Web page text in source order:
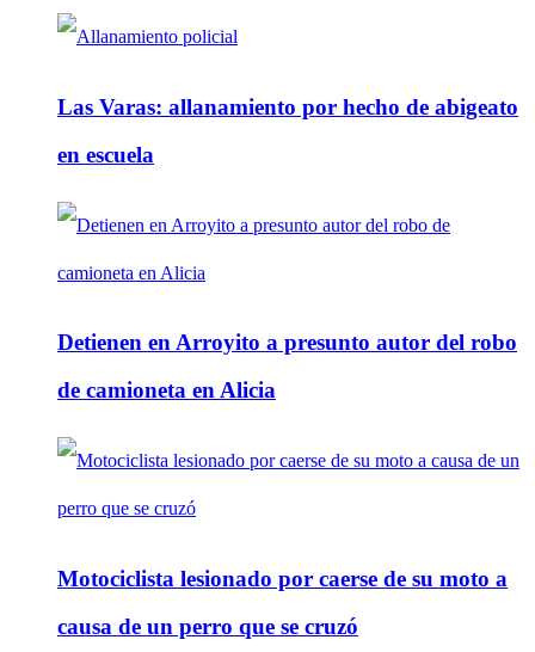
Las Varas: allanamiento por hecho de abigeato
en escuela
Detienen en Arroyito a presunto autor del robo
de camioneta en Alicia
Motociclista lesionado por caerse de su moto a
causa de un perro que se cruzó